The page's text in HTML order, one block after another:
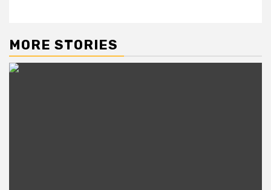
MORE STORIES